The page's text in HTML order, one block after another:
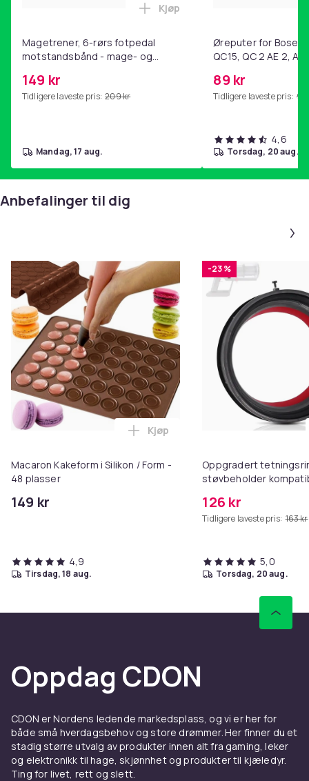
Magetrener, 6-rørs fotpedal
motstandsbånd - mage- og
hjemmegymnastikk Purple
149 kr
Tidligere laveste pris: 209 kr
Legg Magetrener, 6-rørs
Kjøp
mandag, 17 aug.
Øreputer for Bose
QC15, QC 2 AE 2, AE
89 kr
Tidligere laveste pris: 99
4,6
torsdag, 20 aug.
Anbefalinger til dig
Macaron Kakeform i Silikon / Form -
48 plasser
149 kr
Legg Macaron Kakeform i
Kjøp
4,9
tirsdag, 18 aug.
-23 %
Oppgradert
støvbeholder
T8 skrutrekker)
126 kr
Tidligere laveste pris: 163 kr
5,0
torsdag, 20 aug.
Oppdag CDON
CDON er Nordens ledende markedsplass, og vi er her for
både små hverdagsbehov og store drømmer. Her finner du et
stadig større utvalg av produkter innen alt fra gaming, leker
og elektronikk til hage, skjønnhet og produkter til kjæledyr.
Ting for livet, rett og slett.